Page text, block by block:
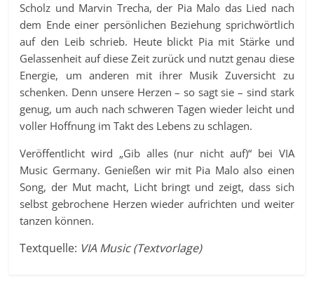
Scholz und Marvin Trecha, der Pia Malo das Lied nach
dem Ende einer persönlichen Beziehung sprichwörtlich
auf den Leib schrieb. Heute blickt Pia mit Stärke und
Gelassenheit auf diese Zeit zurück und nutzt genau diese
Energie, um anderen mit ihrer Musik Zuversicht zu
schenken. Denn unsere Herzen – so sagt sie – sind stark
genug, um auch nach schweren Tagen wieder leicht und
voller Hoffnung im Takt des Lebens zu schlagen.
Veröffentlicht wird „Gib alles (nur nicht auf)“ bei VIA
Music Germany. Genießen wir mit Pia Malo also einen
Song, der Mut macht, Licht bringt und zeigt, dass sich
selbst gebrochene Herzen wieder aufrichten und weiter
tanzen können.
Textquelle: VIA Music (Textvorlage)